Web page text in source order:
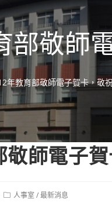
部敬師
年教育部敬師電子賀卡，敬
敬師電子
Post人事室 /最新消息